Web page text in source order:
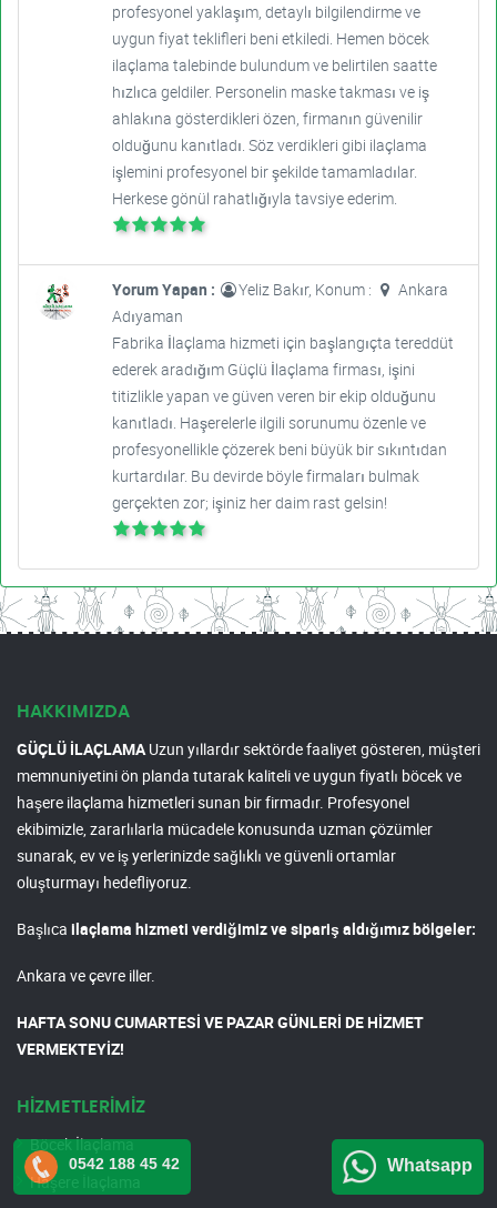
profesyonel yaklaşım, detaylı bilgilendirme ve
uygun fiyat teklifleri beni etkiledi. Hemen böcek
ilaçlama talebinde bulundum ve belirtilen saatte
hızlıca geldiler. Personelin maske takması ve iş
ahlakına gösterdikleri özen, firmanın güvenilir
olduğunu kanıtladı. Söz verdikleri gibi ilaçlama
işlemini profesyonel bir şekilde tamamladılar.
Herkese gönül rahatlığıyla tavsiye ederim.
Yorum Yapan : Yeliz Bakır, Konum :
Ankara
Adıyaman
Fabrika İlaçlama hizmeti için başlangıçta tereddüt
ederek aradığım Güçlü İlaçlama firması, işini
titizlikle yapan ve güven veren bir ekip olduğunu
kanıtladı. Haşerelerle ilgili sorunumu özenle ve
profesyonellikle çözerek beni büyük bir sıkıntıdan
kurtardılar. Bu devirde böyle firmaları bulmak
gerçekten zor; işiniz her daim rast gelsin!
HAKKIMIZDA
GÜÇLÜ İLAÇLAMAUzun yıllardır sektörde faaliyet gösteren, müşteri
memnuniyetini ön planda tutarak kaliteli ve uygun fiyatlı böcek ve
haşere ilaçlama hizmetleri sunan bir firmadır. Profesyonel
ekibimizle, zararlılarla mücadele konusunda uzman çözümler
sunarak, ev ve iş yerlerinizde sağlıklı ve güvenli ortamlar
oluşturmayı hedefliyoruz.
Başlıca ilaçlama hizmeti verdiğimiz ve sipariş aldığımız bölgeler:
Ankara ve çevre iller.
HAFTA SONU CUMARTESİ VE PAZAR GÜNLERİ DE HİZMET
VERMEKTEYİZ!
HİZMETLERİMİZ
Böcek İlaçlama
Haşere İlaçlama
0542 188 45 42 Whatsapp